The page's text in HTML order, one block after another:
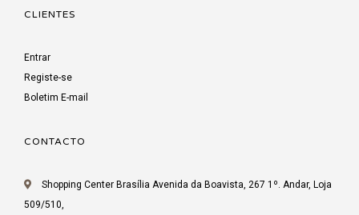
CLIENTES
Entrar
Registe-se
Boletim E-mail
CONTACTO
Shopping Center Brasília Avenida da Boavista, 267 1º. Andar, Loja
509/510,